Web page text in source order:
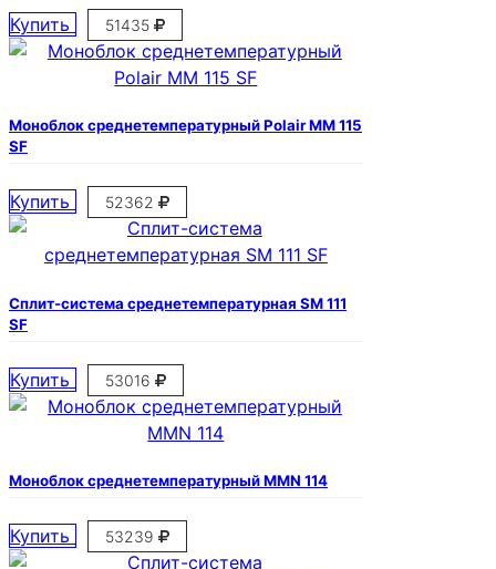
Купить 51435
Моноблок среднетемпературный Polair MM 115
SF
Купить 52362
Сплит-система среднетемпературная SM 111
SF
Купить 53016
Моноблок среднетемпературный MMN 114
Купить 53239